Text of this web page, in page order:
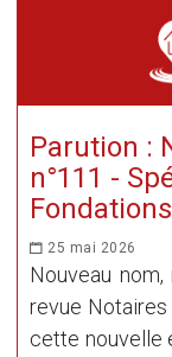
Parution :
n°111 -
Fondations
25 mai 2026
Nouveau
revue
cette nouvelle